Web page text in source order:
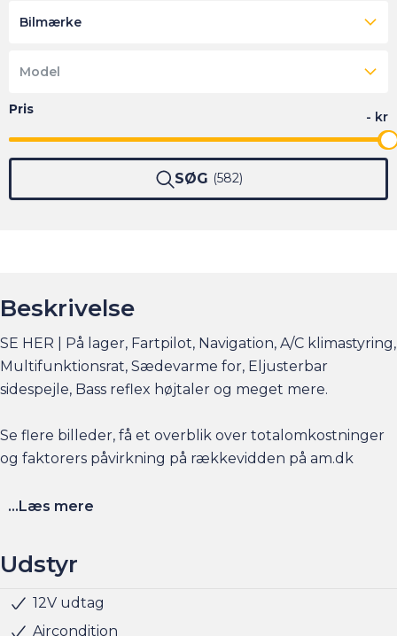
Bilmærke
Model
SØG 582
Beskrivelse
SE HER | På lager, Fartpilot, Navigation, A/C klimastyring,
Multifunktionsrat, Sædevarme for, Eljusterbar
sidespejle, Bass reflex højtaler og meget mere.
Se flere billeder, få et overblik over totalomkostninger
og faktorers påvirkning på rækkevidden på am.dk
Husk at booke en forudgående aftale her eller via
handlen efterfølgende.
...Læs mere
Udstyr
12V udtag
Aircondition
Højdejusterbart førersæde
Justerbart rat
Kopholder
Splitbagsæde
Startspærre
Selealarm
Isofix
5 sæder
Elruder for
Stofindtræk
ABS
Airbag
Antispin
ESP
Lyssensor